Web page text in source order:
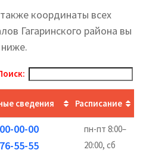
координаты всех
Гагаринского района вы
сведения Расписание
00-00
55-55
пн-пт 8:00–
20:00, сб